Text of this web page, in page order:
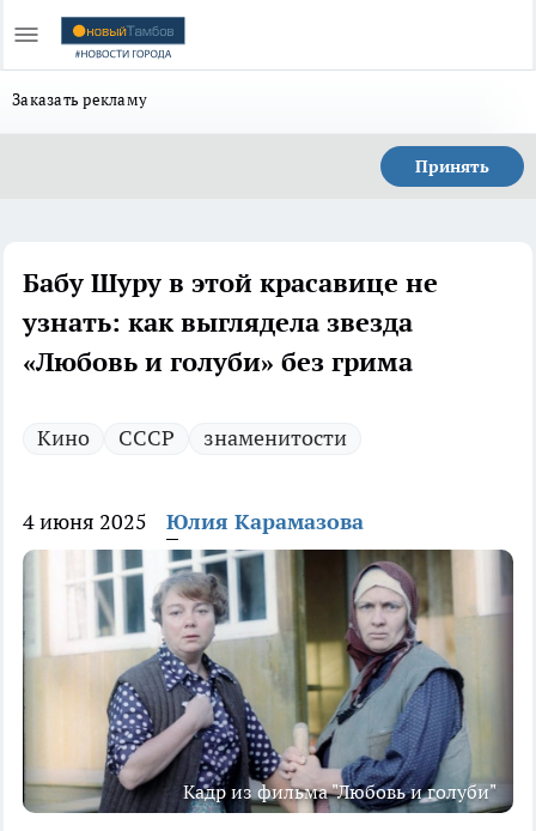
Заказать рекламу
Принять
Бабу Шуру в этой красавице не
узнать: как выглядела звезда
«Любовь и голуби» без грима
Кино СССР знаменитости
4 июня 2025 Юлия Карамазова
Кадр из фильма "Любовь и голуби"